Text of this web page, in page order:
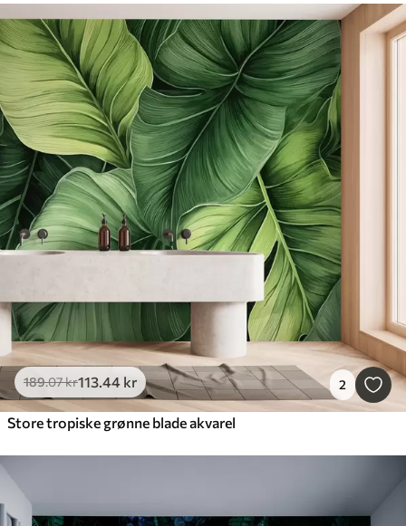
189.07kr113.44 kr 2
Store tropiske grønne blade akvarel